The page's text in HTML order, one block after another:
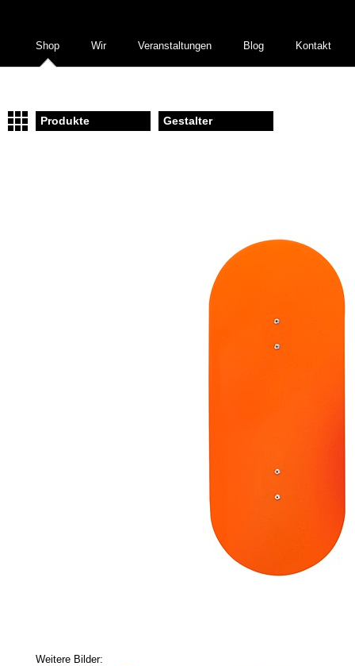
Shop Wir Veranstaltungen Blog Kontakt
Produkte Gestalter
Weitere Bilder: